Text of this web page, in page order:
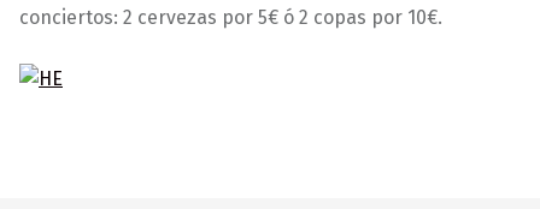
conciertos: 2 cervezas por 5€ ó 2 copas por 10€.